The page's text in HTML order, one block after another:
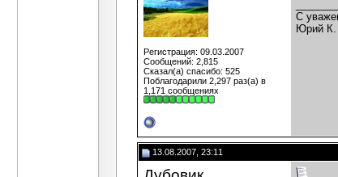
Регистрация: 09.03.2007
Сообщений: 2,815
Сказал(а) спасибо: 525
Поблагодарили 2,297 раз(а) в
1,171 сообщениях
С
Юрий К.
13.08.2007, 23:11